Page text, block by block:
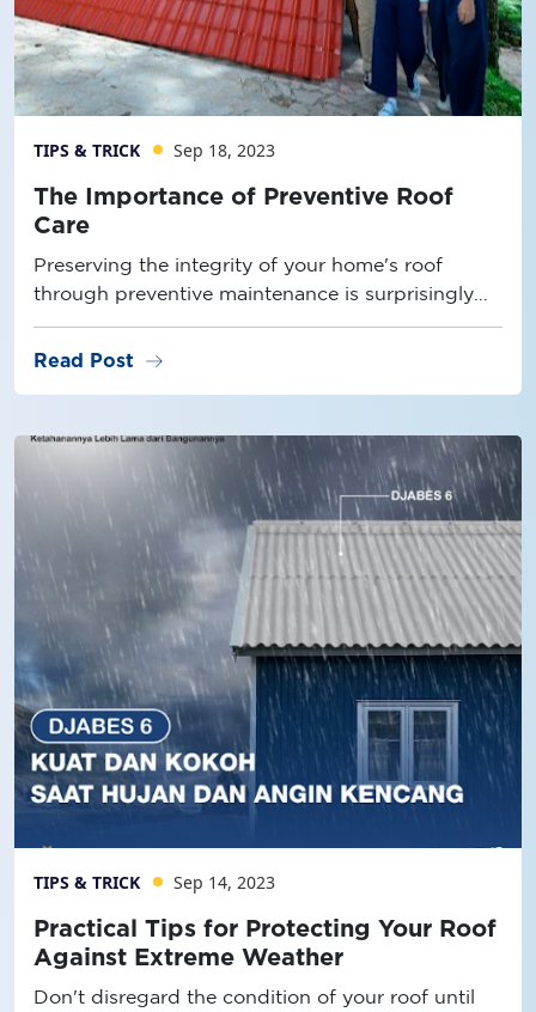
TIPS & TRICK Sep 18, 2023
The Importance of Preventive Roof
Care
Preserving the integrity of your home's roof
through preventive maintenance is surprisingly
straightforward. Here's how to do it!
Read Post arrow_right_alt
TIPS & TRICK Sep 14, 2023
Practical Tips for Protecting Your Roof
Against Extreme Weather
Don't disregard the condition of your roof until